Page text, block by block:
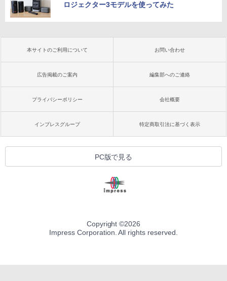
ロジェクター3モデルを使ってみた
本サイトのご利用について お問い合わせ
広告掲載のご案内 編集部へのご連絡
プライバシーポリシー 会社概要
インプレスグループ 特定商取引法に基づく表示
PC版で見る
Copyright ©2026
Impress Corporation. All rights reserved.